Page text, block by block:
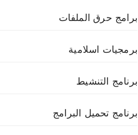
برامج حرق الملفات
برمجيات اسلامية
برنامج التنشيط
برنامج تحميل البرامج